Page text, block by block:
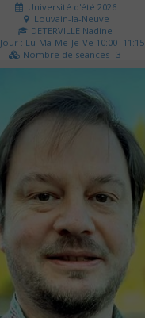
Université d'été 2026
Louvain-la-Neuve
DETERVILLE Nadine
Jour : Lu-Ma-Me-Je-Ve 10:00- 11:15
Nombre de séances : 3
30 €